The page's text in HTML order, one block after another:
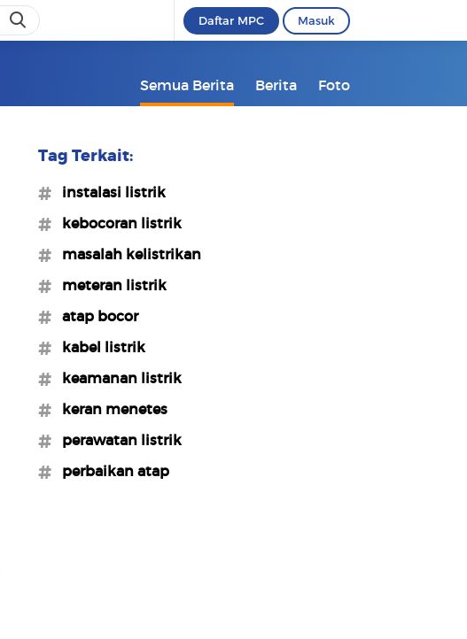
Daftar MPC Masuk
Semua Berita Berita Foto
Tag Terkait:
#instalasi listrik
#kebocoran listrik
#masalah kelistrikan
#meteran listrik
#atap bocor
#kabel listrik
#keamanan listrik
#keran menetes
#perawatan listrik
#perbaikan atap